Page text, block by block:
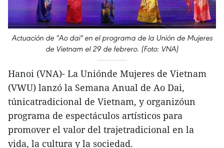
Actuación de "Ao dai" en el programa de la Unión de Mujeres
de Vietnam el 29 de febrero. (Foto: VNA)
Hanoi (VNA)- La Uniónde Mujeres de Vietnam
(VWU) lanzó la Semana Anual de Ao Dai,
túnicatradicional de Vietnam, y organizóun
programa de espectáculos artísticos para
promover el valor del trajetradicional en la
vida, la cultura y la sociedad.